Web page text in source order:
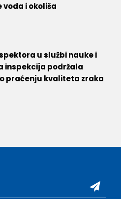
i okoliša
u službi nauke i
inspekcija podržala
praćenju kvaliteta zraka